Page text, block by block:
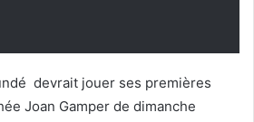
devrait jouer ses premières
Joan Gamper de dimanche